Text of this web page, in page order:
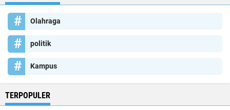
Olahraga
politik
Kampus
TERPOPULER